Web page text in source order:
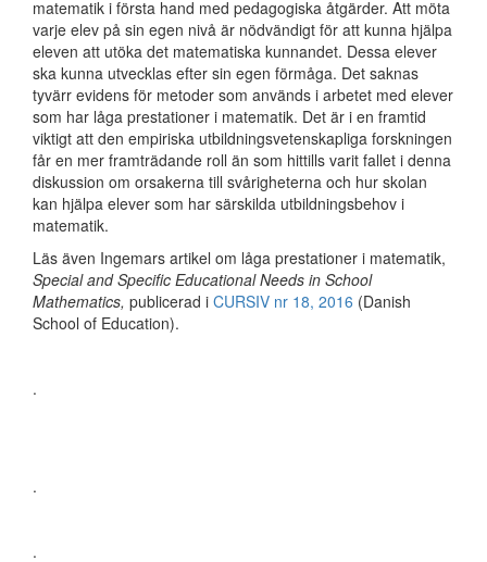
matematik i första hand med pedagogiska åtgärder. Att möta
varje elev på sin egen nivå är nödvändigt för att kunna hjälpa
eleven att utöka det matematiska kunnandet. Dessa elever
ska kunna utvecklas efter sin egen förmåga. Det saknas
tyvärr evidens för metoder som används i arbetet med elever
som har låga prestationer i matematik. Det är i en framtid
viktigt att den empiriska utbildningsvetenskapliga forskningen
får en mer framträdande roll än som hittills varit fallet i denna
diskussion om orsakerna till svårigheterna och hur skolan
kan hjälpa elever som har särskilda utbildningsbehov i
matematik.
Läs även Ingemars artikel om låga prestationer i matematik,
Special and Specific Educational Needs in School
Mathematics, publicerad i CURSIV nr 18, 2016 (Danish
School of Education).
.
.
.